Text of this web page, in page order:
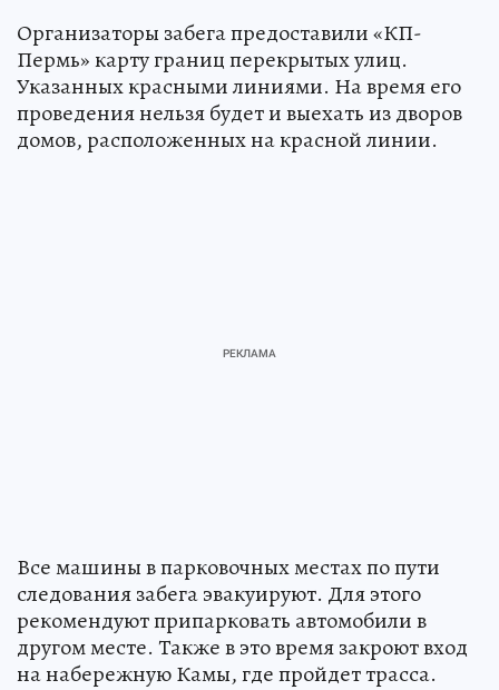
Организаторы забега предоставили «КП-
Пермь» карту границ перекрытых улиц.
Указанных красными линиями. На время его
проведения нельзя будет и выехать из дворов
домов, расположенных на красной линии.
Все машины в парковочных местах по пути
следования забега эвакуируют. Для этого
рекомендуют припарковать автомобили в
другом месте. Также в это время закроют вход
на набережную Камы, где пройдет трасса.